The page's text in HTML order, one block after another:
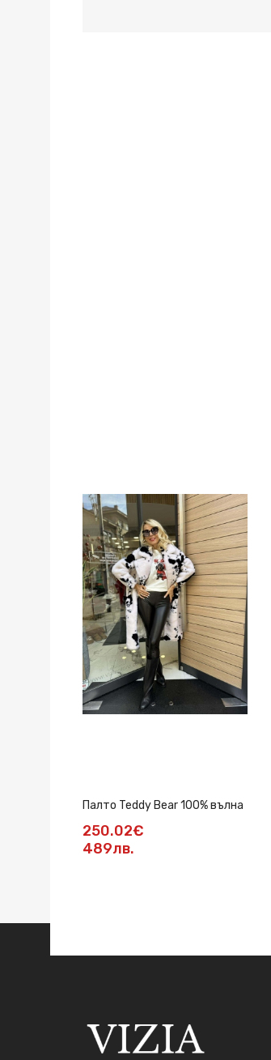
Палто Teddy Bear 100% вълна
250.02€
489лв.